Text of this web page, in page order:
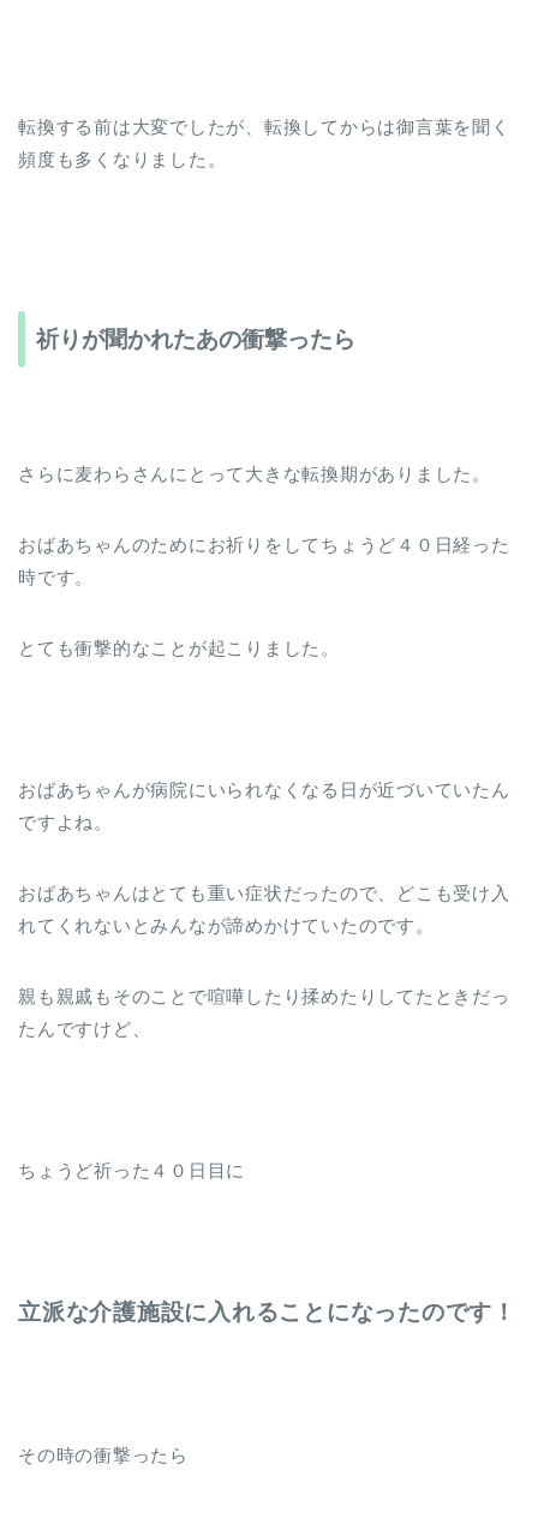
転換する前は大変でしたが、転換してからは御言葉を聞く
頻度も多くなりました。
祈りが聞かれたあの衝撃ったら
さらに麦わらさんにとって大きな転換期がありました。
おばあちゃんのためにお祈りをしてちょうど４０日経った
時です。
とても衝撃的なことが起こりました。
おばあちゃんが病院にいられなくなる日が近づいていたん
ですよね。
おばあちゃんはとても重い症状だったので、どこも受け入
れてくれないとみんなが諦めかけていたのです。
親も親戚もそのことで喧嘩したり揉めたりしてたときだっ
たんですけど、
ちょうど祈った４０日目に
立派な介護施設に入れることになったのです！
その時の衝撃ったら